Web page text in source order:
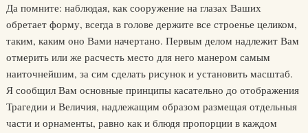
Да помните: наблюдая, как сооружение на глазах Ваших
обретает форму, всегда в голове держите все строенье целиком,
таким, каким оно Вами начертано. Первым делом надлежит Вам
отмерить или же расчесть место для него манером самым
наиточнейшим, за сим сделать рисунок и установить масштаб.
Я сообщил Вам основные принципы касательно до отображения
Трагедии и Величия, надлежащим образом размещая отдельныя
части и орнаменты, равно как и блюдя пропорции в каждом